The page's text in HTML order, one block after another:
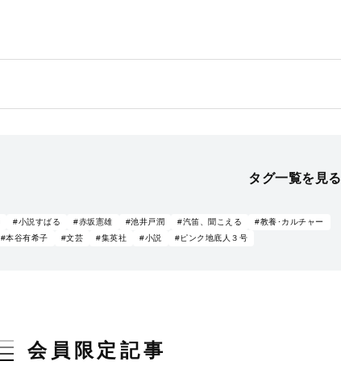
タグ一覧を見る
#小説すばる #赤坂憲雄 #池井戸潤 #汽笛、聞こえる
#教養･カルチャー
#本谷有希子 #文芸 #集英社 #小説 #ピンク地底人３号
会員限定記事